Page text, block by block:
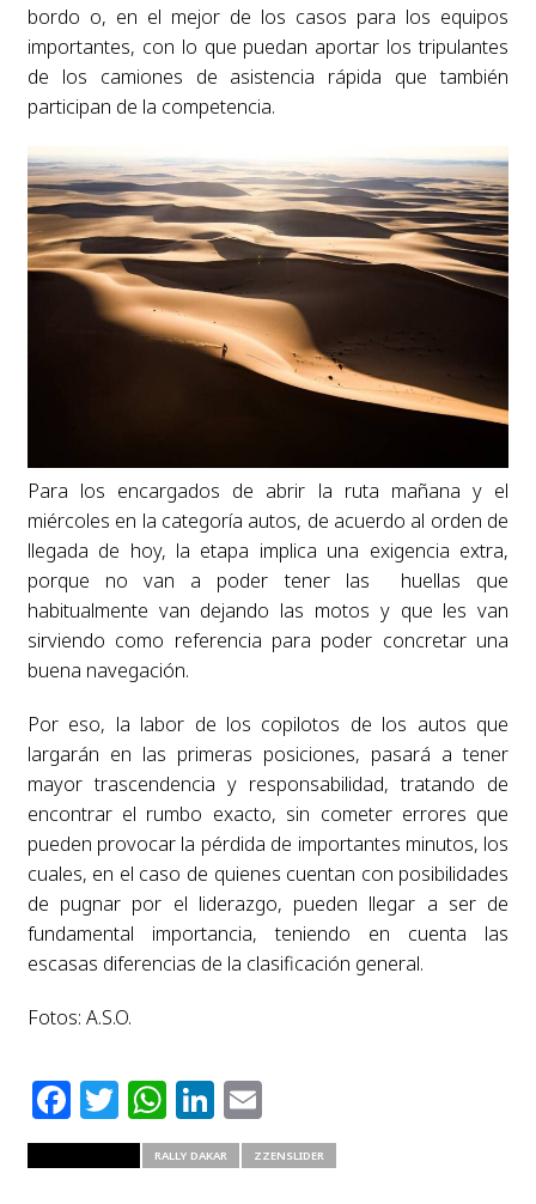
bordo o, en el mejor de los casos para los equipos
importantes, con lo que puedan aportar los tripulantes
de los camiones de asistencia rápida que también
participan de la competencia.
Para los encargados de abrir la ruta mañana y el
miércoles en la categoría autos, de acuerdo al orden de
llegada de hoy, la etapa implica una exigencia extra,
porque no van a poder tener las huellas que
habitualmente van dejando las motos y que les van
sirviendo como referencia para poder concretar una
buena navegación.
Por eso, la labor de los copilotos de los autos que
largarán en las primeras posiciones, pasará a tener
mayor trascendencia y responsabilidad, tratando de
encontrar el rumbo exacto, sin cometer errores que
pueden provocar la pérdida de importantes minutos, los
cuales, en el caso de quienes cuentan con posibilidades
de pugnar por el liderazgo, pueden llegar a ser de
fundamental importancia, teniendo en cuenta las
escasas diferencias de la clasificación general.
Fotos: A.S.O.
Facebook
Twitter
WhatsApp
LinkedIn
Email
RALLY DAKAR ZZENSLIDER